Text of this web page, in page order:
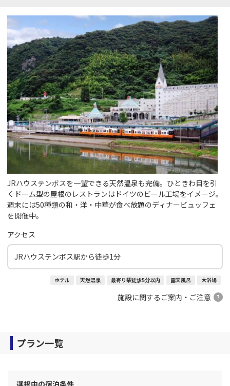
JRハウステンボスを一望できる天然温泉も完備。ひときわ目を引
くドーム型の屋根のレストランはドイツのビール工場をイメージ。
週末には50種類の和・洋・中華が食べ放題のディナービュッフェ
を開催中。
アクセス
JRハウステンボス駅から徒歩1分
ホテル 天然温泉 最寄り駅徒歩5分以内 露天風呂 大浴場
施設に関するご案内・ご注意
プラン一覧
選択中の宿泊条件